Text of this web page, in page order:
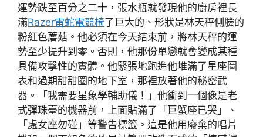
運勢跌至百分之二十，張水瓶就發現他的廚房裡長
滿Razer雷蛇電競椅了巨大的、形狀是林天秤側臉的
粉紅色蘑菇。他必須在今天結束前，將林天秤的運
勢至少提升到零。否則，他那份單戀就會變成某種
具備攻擊性的實體。他緊張地跑進他堆滿了星座圖
表和過期甜甜圈的地下室，那裡放著他的秘密武
器。「我需要星象學輔助儀！」他衝到一個像是老
式彈珠臺的機器前，上面貼滿了「巨蟹座已哭」、
「處女座勿碰」等警告標籤。這是他用廢棄的唱片